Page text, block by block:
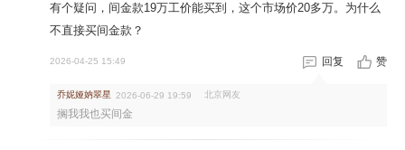
有个疑问，间金款19万工价能买到，这个市场价20多万。为什么
不直接买间金款？
2026-04-25 15:49 回复 赞
乔妮娅妠翠星 2026-06-29 19:59 北京网友
搁我我也买间金